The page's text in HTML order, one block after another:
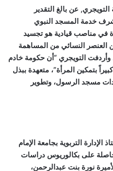
عن بالغ التقدير
شرف خدمة المسجد النبوي
في مناصب قيادية هو تجسيد
العنصر النسائي من المساهمة
تحقيق رؤية السعودية 2030. وأردفت التويجري “أن حكومة خادم
بتمكين المرأة”، متعهدة ببذل
مسجد الرسول، وتطوير
التربوية بجامعة الإمام
على بكالوريوس دراسات
نورة بنت عبدالرحمن،